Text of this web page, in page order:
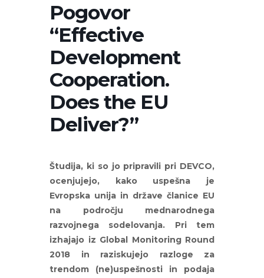
Pogovor
“Effective
Development
Cooperation.
Does the EU
Deliver?”
Študija, ki so jo pripravili pri DEVCO,
ocenjujejo, kako uspešna je
Evropska unija in države članice EU
na področju mednarodnega
razvojnega sodelovanja. Pri tem
izhajajo iz Global Monitoring Round
2018 in raziskujejo razloge za
trendom (ne)uspešnosti in podaja